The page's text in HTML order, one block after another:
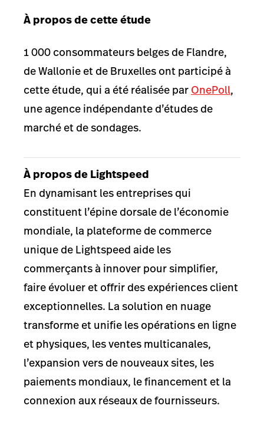
À propos de cette étude
1 000 consommateurs belges de Flandre,
de Wallonie et de Bruxelles ont participé à
cette étude, qui a été réalisée par OnePoll,
une agence indépendante d’études de
marché et de sondages.
À propos de Lightspeed
En dynamisant les entreprises qui
constituent l’épine dorsale de l’économie
mondiale, la plateforme de commerce
unique de Lightspeed aide les
commerçants à innover pour simplifier,
faire évoluer et offrir des expériences client
exceptionnelles. La solution en nuage
transforme et unifie les opérations en ligne
et physiques, les ventes multicanales,
l’expansion vers de nouveaux sites, les
paiements mondiaux, le financement et la
connexion aux réseaux de fournisseurs.